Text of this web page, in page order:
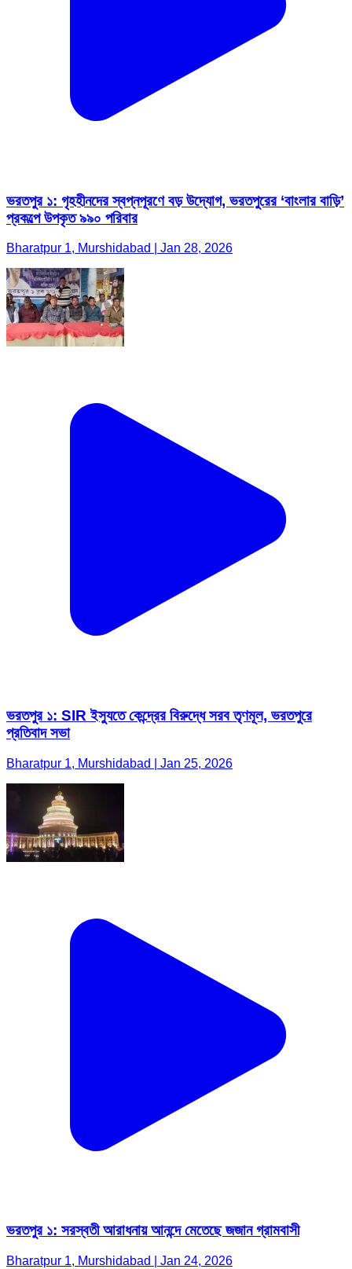
ভরতপুর ১: গৃহহীনদের স্বপ্নপূরণে বড় উদ্যোগ, ভরতপুরের ‘বাংলার বাড়ি’
প্রকল্পে উপকৃত ৯৯০ পরিবার
Bharatpur 1, Murshidabad | Jan 28, 2026
ভরতপুর ১: SIR ইস্যুতে কেন্দ্রের বিরুদ্ধে সরব তৃণমূল, ভরতপুরে
প্রতিবাদ সভা
Bharatpur 1, Murshidabad | Jan 25, 2026
ভরতপুর ১: সরস্বতী আরাধনায় আনন্দে মেতেছে জজান গ্রামবাসী
Bharatpur 1, Murshidabad | Jan 24, 2026